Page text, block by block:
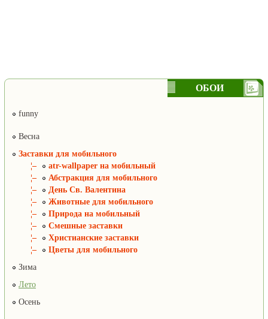
ОБОИ
funny
Весна
Заставки для мобильного
¦–
atr-wallpaper на мобильный
¦–
Абстракция для мобильного
¦–
День Св. Валентина
¦–
Животные для мобильного
¦–
Природа на мобильный
¦–
Смешные заставки
¦–
Христианские заставки
¦–
Цветы для мобильного
Зима
Лето
Осень